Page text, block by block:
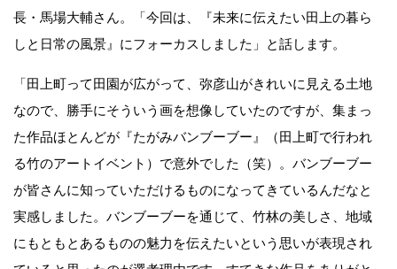
長・馬場大輔さん。「今回は、『未来に伝えたい田上の暮ら
しと日常の風景』にフォーカスしました」と話します。
「田上町って田園が広がって、弥彦山がきれいに見える土地
なので、勝手にそういう画を想像していたのですが、集まっ
た作品ほとんどが『たがみバンブーブー』（田上町で行われ
る竹のアートイベント）で意外でした（笑）。バンブーブー
が皆さんに知っていただけるものになってきているんだなと
実感しました。バンブーブーを通じて、竹林の美しさ、地域
にもともとあるものの魅力を伝えたいという思いが表現され